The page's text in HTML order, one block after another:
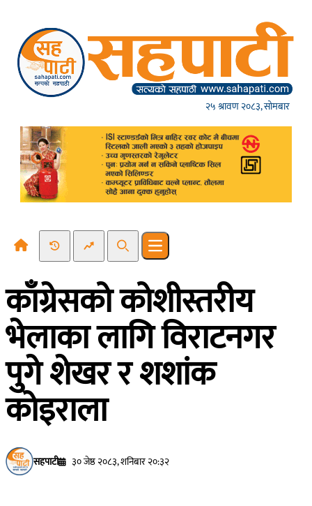
२५ श्रावण २०८३, सोमबार
Recent NewsTrending News
SearchOpen main menu
काँग्रेसको कोशीस्तरीय
भेलाका लागि विराटनगर
पुगे शेखर र शशांक
कोइराला
सहपाटी ३० जेष्ठ २०८३, शनिबार २०:३२